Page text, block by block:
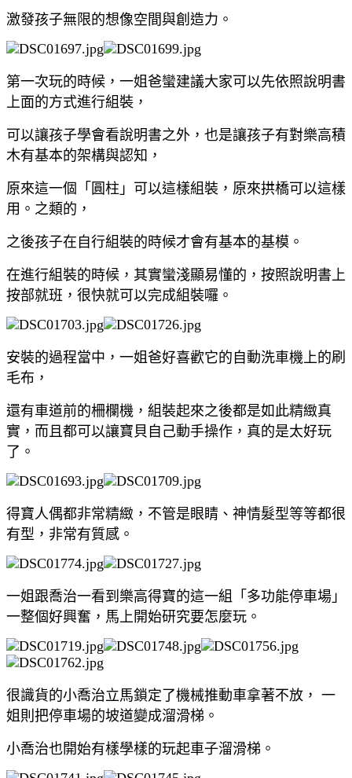
激發孩子無限的想像空間與創造力。
第一次玩的時候，一姐爸蠻建議大家可以先依照說明書
上面的方式進行組裝，
可以讓孩子學會看說明書之外，也是讓孩子有對樂高積
木有基本的架構與認知，
原來這一個「圓柱」可以這樣組裝，原來拱橋可以這樣
用。之類的，
之後孩子在自行組裝的時候才會有基本的基模。
在進行組裝的時候，其實蠻淺顯易懂的，按照說明書上
按部就班，很快就可以完成組裝囉。
安裝的過程當中，一姐爸好喜歡它的自動洗車機上的刷
毛布，
還有車道前的柵欄機，組裝起來之後都是如此精緻真
實，而且都可以讓寶貝自己動手操作，真的是太好玩
了。
得寶人偶都非常精緻，不管是眼睛、神情髮型等等都很
有型，非常有質感。
一姐跟喬治一看到樂高得寶的這一組「多功能停車場」
一整個好興奮，馬上開始研究要怎麼玩。
很識貨的小喬治立馬鎖定了機械推動車拿著不放， 一
姐則把停車場的坡道變成溜滑梯。
小喬治也開始有樣學樣的玩起車子溜滑梯。